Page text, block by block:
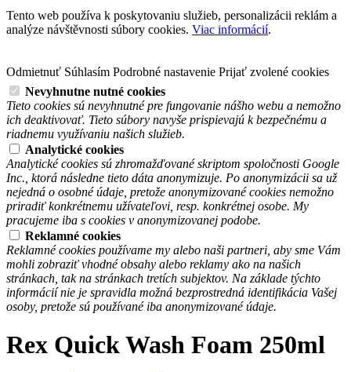
Tento web používa k poskytovaniu služieb, personalizácii reklám a
analýze návštěvnosti súbory cookies. Viac informácií.
Odmietnuť Súhlasím Podrobné nastavenie Prijať zvolené cookies
Nevyhnutne nutné cookies
Tieto cookies sú nevyhnutné pre fungovanie nášho webu a nemožno
ich deaktivovať. Tieto súbory navyše prispievajú k bezpečnému a
riadnemu využívaniu našich služieb.
Analytické cookies
Analytické cookies sú zhromažďované skriptom spoločnosti Google
Inc., ktorá následne tieto dáta anonymizuje. Po anonymizácii sa už
nejedná o osobné údaje, pretože anonymizované cookies nemožno
priradiť konkrétnemu užívateľovi, resp. konkrétnej osobe. My
pracujeme iba s cookies v anonymizovanej podobe.
Reklamné cookies
Reklamné cookies používame my alebo naši partneri, aby sme Vám
mohli zobraziť vhodné obsahy alebo reklamy ako na našich
stránkach, tak na stránkach tretích subjektov. Na základe týchto
informácií nie je spravidla možná bezprostredná identifikácia Vašej
osoby, pretože sú používané iba anonymizované údaje.
Rex Quick Wash Foam 250ml